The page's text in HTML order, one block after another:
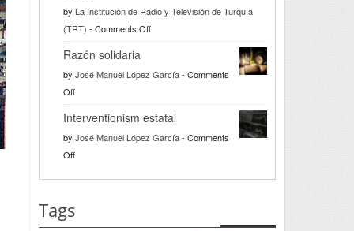
by La Institución de Radio y Televisión de Turquía
(TRT) - Comments Offon
Türkiye
la
a
Yeda
Razón solidaria
by José Manuel López García- Comments
Offon
Razón
solidaria
Interventionism estatal
by José Manuel López García- Comments
Offon
Tags